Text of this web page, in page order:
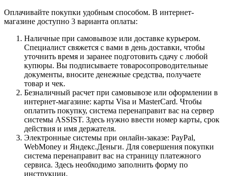
Оплачивайте покупки удобным способом. В интернет-
магазине доступно 3 варианта оплаты:
Наличные при самовывозе или доставке курьером.
Специалист свяжется с вами в день доставки, чтобы
уточнить время и заранее подготовить сдачу с любой
купюры. Вы подписываете товаросопроводительные
документы, вносите денежные средства, получаете
товар и чек.
Безналичный расчет при самовывозе или оформлении в
интернет-магазине: карты Visa и MasterCard. Чтобы
оплатить покупку, система перенаправит вас на сервер
системы ASSIST. Здесь нужно ввести номер карты, срок
действия и имя держателя.
Электронные системы при онлайн-заказе: PayPal,
WebMoney и Яндекс.Деньги. Для совершения покупки
система перенаправит вас на страницу платежного
сервиса. Здесь необходимо заполнить форму по
инструкции.